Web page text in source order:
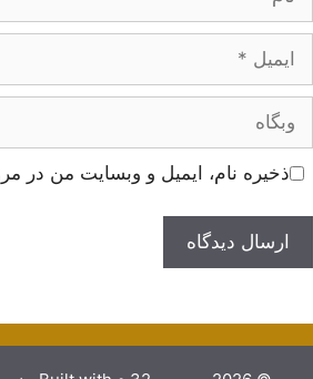
ایمیل
وبگاه
ذخیره نام، ایمیل و وبسایت من در